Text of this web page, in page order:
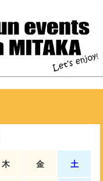
木 金 土